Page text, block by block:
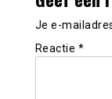
Je e-
Reactie *